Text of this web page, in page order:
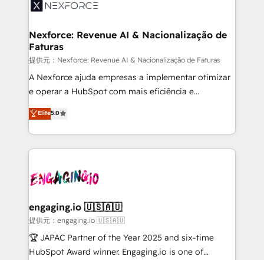
advanced optimization & adoption 📍 São Paulo, BR
workflows; automation agents; process optimization
Healthcare: HIPAA implementations; secure data
workflows 💼 Financial Services: compliant
workflows; audit-ready reporting ⚖️ Legal: client
intake; pipeline and document workflows 🛒 E-
Commerce: Shopify, WooCommerce; lifecycle and
portfolio and lifecycle management 🏭
Manufacturing: ERP integrations; operational
implementations where required 💡 Why 500+
Clients Choose Us: Elite Partner; technical, fast, and
built to scale.
Nexforce: Revenue AI & Nacionalização de
Faturas
提供元：Nexforce: Revenue AI & Nacionalização de Faturas
A Nexforce ajuda empresas a implementar otimizar
e operar a HubSpot com mais eficiência e
previsibilidade de receita. Combinamos Revenue
Operations (RevOps) e Inteligência Artificial para
estruturar processos integrar sistemas organizar
dados e automatizar operações. O objetivo é
operacional de receita conectando equipes
Também somos distribuidores oficiais da HubSpot
e de mais de 150 softwares globais permitindo
contratar e pagar a HubSpot em reais com nota
fiscal no Brasil e gerar economia de até 50% na
Elite5.0
engaging.io 🇺🇸🇦🇺
提供元：engaging.io 🇺🇸🇦🇺
🏆 JAPAC Partner of the Year 2025 and six-time
HubSpot Award winner. Engaging.io is one of